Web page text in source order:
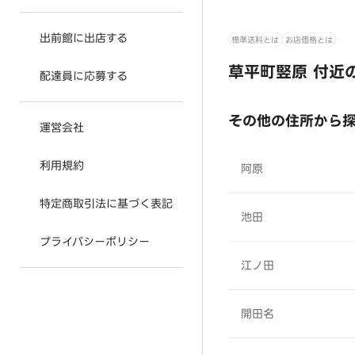
出前館に出店する
配達員に応募する
運営会社
利用規約
特定商取引法に基づく表記
プライバシーポリシー
標準送料とは お店価格とは
草平町竪原 付近
その他の住所から
阿原
池田
江ノ田
開田名